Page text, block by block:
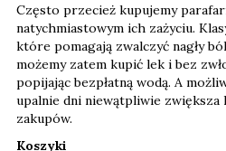
Często przecież kupujemy
natychmiastowym ich zażyciu.
które pomagają zwalczyć nagły
możemy zatem kupić lek i bez
popijając bezpłatną wodą. A
upalnie dni niewątpliwie
zakupów.
Koszyki